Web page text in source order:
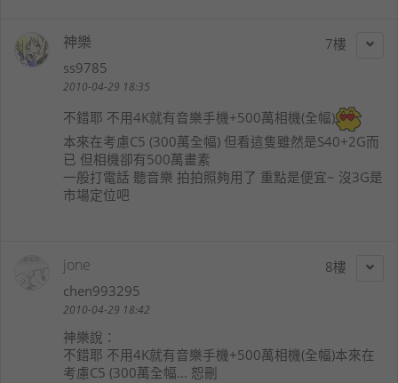
7
神樂
ss9785
2010-04-29 18:35
不錯耶 不用4K就有音樂手機+500萬相機(全幅)
本來在考慮C5 (300萬全幅) 但看這隻雖然是S40+2G而
已 但相機卻有500萬畫素
一般打電話 聽音樂 拍拍照夠用了 重點是便宜~ 沒3G是
市場定位吧
8
jone
chen993295
2010-04-29 18:42
神樂說：
不錯耶 不用4K就有音樂手機+500萬相機(全幅)本來在
考慮C5 (300萬全幅... 恕刪